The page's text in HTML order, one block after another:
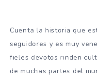
Cuenta la historia que
seguidores y es muy
fieles devotos rinden
de muchas partes del